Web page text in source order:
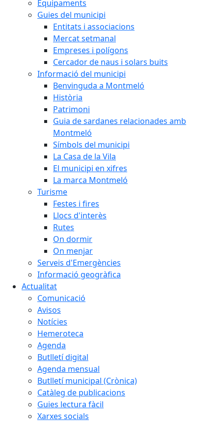
Equipaments
Guies del municipi
Entitats i associacions
Mercat setmanal
Empreses i polígons
Cercador de naus i solars buits
Informació del municipi
Benvinguda a Montmeló
Història
Patrimoni
Guia de sardanes relacionades amb
Montmeló
Símbols del municipi
La Casa de la Vila
El municipi en xifres
La marca Montmeló
Turisme
Festes i fires
Llocs d'interès
Rutes
On dormir
On menjar
Serveis d'Emergències
Informació geogràfica
Actualitat
Comunicació
Avisos
Notícies
Hemeroteca
Agenda
Butlletí digital
Agenda mensual
Butlletí municipal (Crònica)
Catàleg de publicacions
Guies lectura fàcil
Xarxes socials